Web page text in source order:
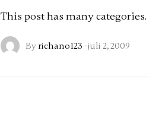
This post has many categories.
By richano123 · juli 2, 2009